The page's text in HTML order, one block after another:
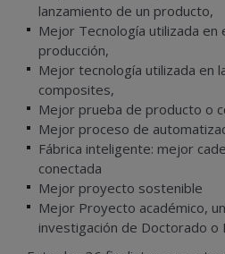
lanzamiento de un producto,
Mejor Tecnología utilizada en
producción,
Mejor tecnología utilizada en
composites,
Mejor prueba de producto o
Mejor proceso de
Fábrica inteligente: mejor
conectada
Mejor proyecto sostenible
Mejor Proyecto académico,
investigación de Doctorado o